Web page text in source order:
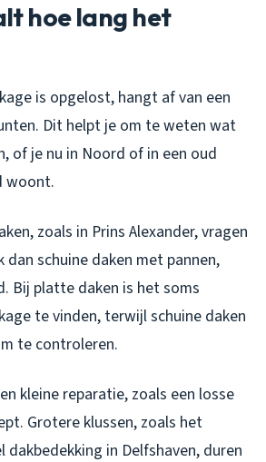
hoe lang het
is opgelost, hangt af van een
Dit helpt je om te weten wat
of je nu in Noord of in een oud
woont.
zoals in Prins Alexander, vragen
dan schuine daken met pannen,
Bij platte daken is het soms
te vinden, terwijl schuine daken
te controleren.
kleine reparatie, zoals een losse
Grotere klussen, zoals het
dakbedekking in Delfshaven, duren